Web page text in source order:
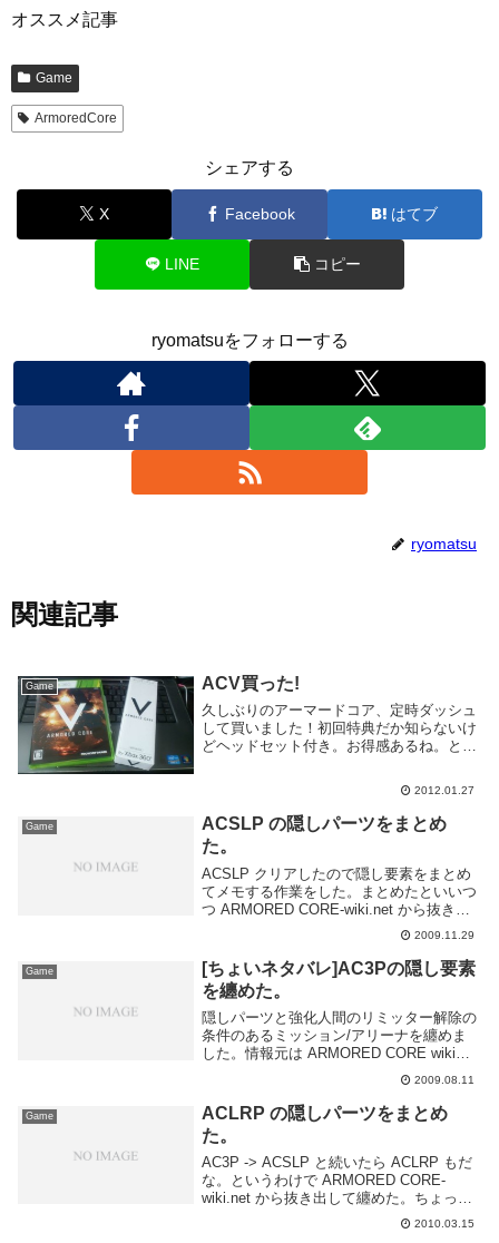
オススメ記事
Game
ArmoredCore
シェアする
X Facebook はてブ
LINE コピー
ryomatsuをフォローする
ryomatsu
関連記事
Game ACV買った!
久しぶりのアーマードコア、定時ダッシュ
して買いました！初回特典だか知らないけ
どヘッドセット付き。お得感あるね。とは
ARMORED CORE V(アーマード・コア フ
ァイブ)...
2012.01.27
Game
ACSLP の隠しパーツをまとめ
た。
ACSLP クリアしたので隠し要素をまとめ
てメモする作業をした。まとめたといいつ
つ ARMORED CORE-wiki.net から抜き出
しただけです。というか全部取れる気がし
ません・・・ミッション 旧都市区 侵入者
撃破/TACIT CLE...
2009.11.29
Game
[ちょいネタバレ]AC3Pの隠し要素
を纏めた。
隠しパーツと強化人間のリミッター解除の
条件のあるミッション/アリーナを纏めま
した。情報元は ARMORED CORE wikiミ
ッション 第二都市区 逃亡者追撃/SPEED
KING―スピードキング― 3Pからの追加パ
ーツ、"MHD-RE/...
2009.08.11
Game
ACLRP の隠しパーツをまとめ
た。
AC3P -> ACSLP と続いたら ACLRP もだ
な。というわけで ARMORED CORE-
wiki.net から抜き出して纏めた。ちょっと
回収してくる(AA略 と思ったが、Sランク
は諦めた＼(^o^)／08:00-10:00 前線...
2010.03.15